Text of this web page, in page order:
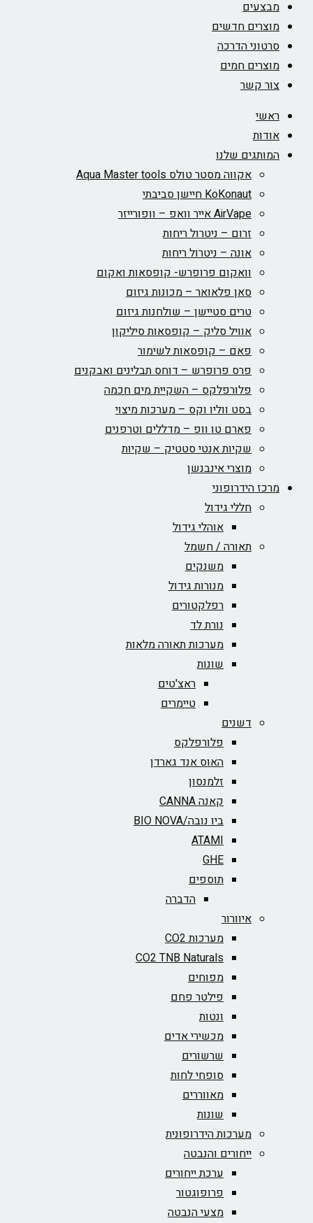
מבצעים
מוצרים חדשים
סרטוני הדרכה
מוצרים חמים
צור קשר
ראשי
אודות
המותגים שלנו
אקווה מסטר טולס Aqua Master tools
KoKonaut חיישן סביבתי
AirVape אייר וואפ – וופורייזר
זרום – ניטרול ריחות
אונה – ניטרול ריחות
וואקום פרופרש- קופסאות ואקום
סאן פלאואר – מכונות גיזום
טרים סטיישן – שולחנות גיזום
אוויל סליק – קופסאות סיליקון
פאם – קופסאות לשימור
פרס פרופרש – דוחס תבלינים ואבקנים
פלורפלקס – השקיית מים חכמה
בסט ווליו וקס – מערכות מיצוי
פארם טו וופ – מדללים וטרפנים
שקיות אנטי סטטיק – שקיות
מוצרי אינבנשן
מרכז הידרופוני
חללי גידול
אוהלי גידול
תאורה / חשמל
משנקים
מנורות גידול
רפלקטורים
נורת לד
מערכות תאורה מלאות
שונות
ראצ'טים
טיימרים
דשנים
פלורפלקס
האוס אנד גארדן
זלמנסון
קאנה CANNA
ביו נובה/BIO NOVA‏
ATAMI
GHE
תוספים
הדברה
איוורור
מערכות CO2
CO2 TNB Naturals
מפוחים
פילטר פחם
ונטות
מכשירי אדים
שרשורים
סופחי לחות
מאווררים
שונות
מערכות הידרופונית
ייחורים והנבטה
ערכת ייחורים
פרופוגטור
מצעי הנבטה